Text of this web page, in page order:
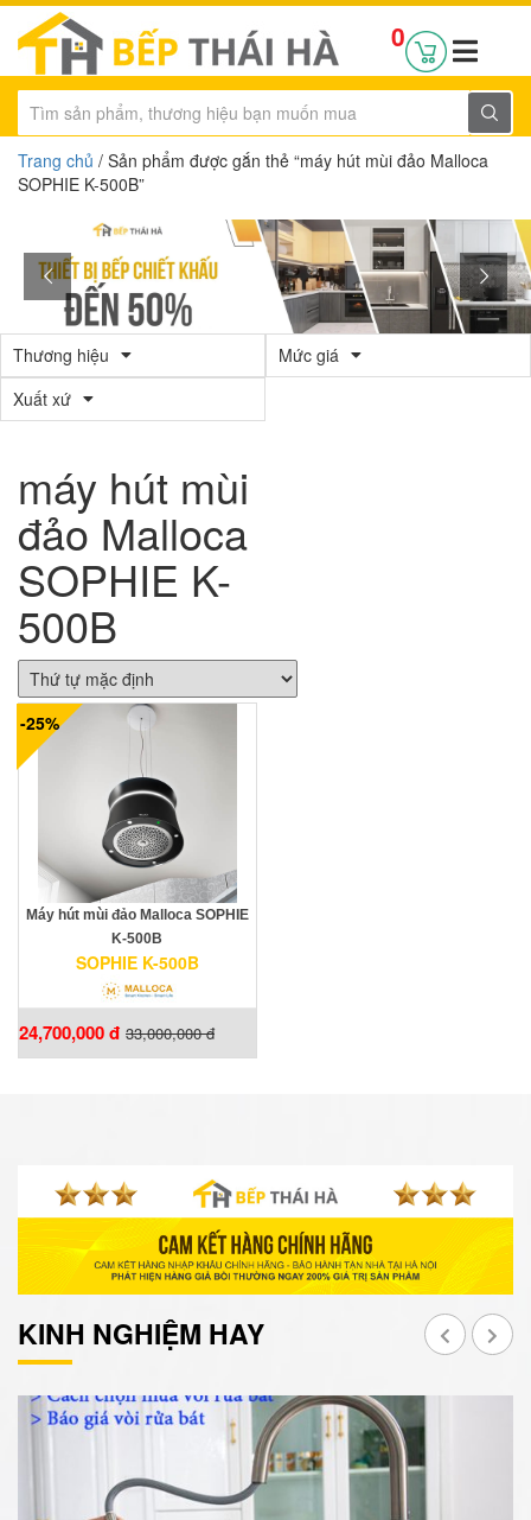
0
Trang chủ / Sản phẩm được gắn thẻ “máy hút mùi đảo Malloca
SOPHIE K-500B”
Thương hiệu
Mức giá
Xuất xứ
máy hút mùi
đảo Malloca
SOPHIE K-
500B
-25%
Máy hút mùi đảo Malloca SOPHIE
K-500B
SOPHIE K-500B
24,700,000 đ 33,000,000 đ
KINH NGHIỆM HAY